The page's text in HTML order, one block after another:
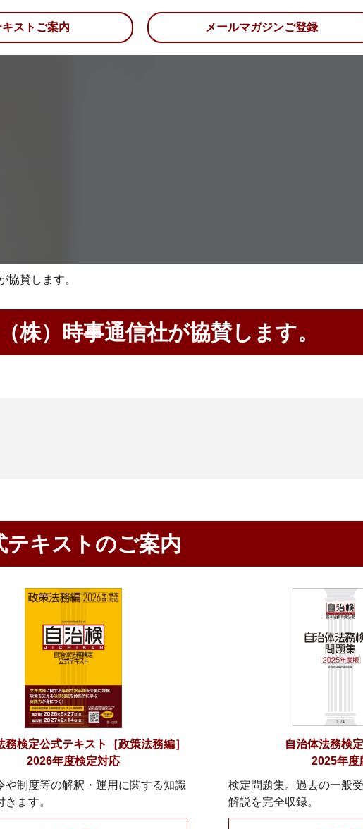
協賛します。
株）時事通信社が協賛します。
ストご案内 メールマガジンご登録
テキストのご案内
務検定公式テキスト［政策法務編］
2026年度検定対応
や制度等の解釈・運用に関する知識
きます。
自治体法務検
2025年度
検定問題集。過去の一般
解説を完全収録。